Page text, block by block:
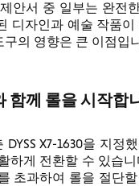
안서 중 일부는 완전
디자인과 예술 작품
의 영향은 큰 이점입
함께 롤을 시작합
X7-1630을 지정
하게 전환할 수 있습
초과하여 롤을 절단